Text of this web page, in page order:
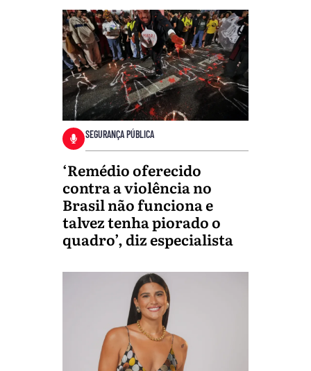
SEGURANÇA PÚBLICA
‘Remédio oferecido
contra a violência no
Brasil não funciona e
talvez tenha piorado o
quadro’, diz especialista